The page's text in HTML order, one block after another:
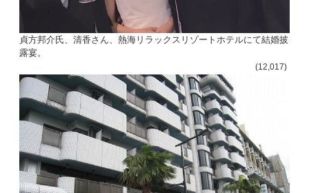
貞方邦介氏、清香さん、熱海リラックスリゾートホテルにて結婚披
露宴。
(12,017)